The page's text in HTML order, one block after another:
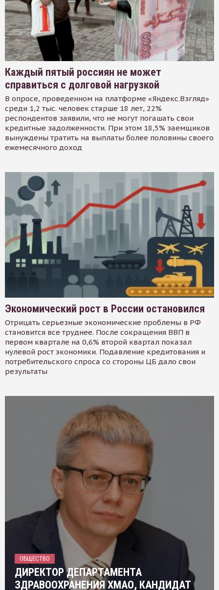
Каждый пятый россиян не может
справиться с долговой нагрузкой
В опросе, проведенном на платформе «Яндекс.Взгляд»
среди 1,2 тыс. человек старше 18 лет, 22%
респондентов заявили, что не могут погашать свои
кредитные задолженности. При этом 18,5% заемщиков
вынуждены тратить на выплаты более половины своего
ежемесячного доход
Экономический рост в России остановился
Отрицать серьезные экономические проблемы в РФ
становится все труднее. После сокращения ВВП в
первом квартале на 0,6% второй квартал показал
нулевой рост экономики. Подавление кредитования и
потребительского спроса со стороны ЦБ дало свои
результаты
ОБЩЕСТВО
ДИРЕКТОР ДЕПАРТАМЕНТА
ЗДРАВООХРАНЕНИЯ ХМАО, КАНДИДАТ